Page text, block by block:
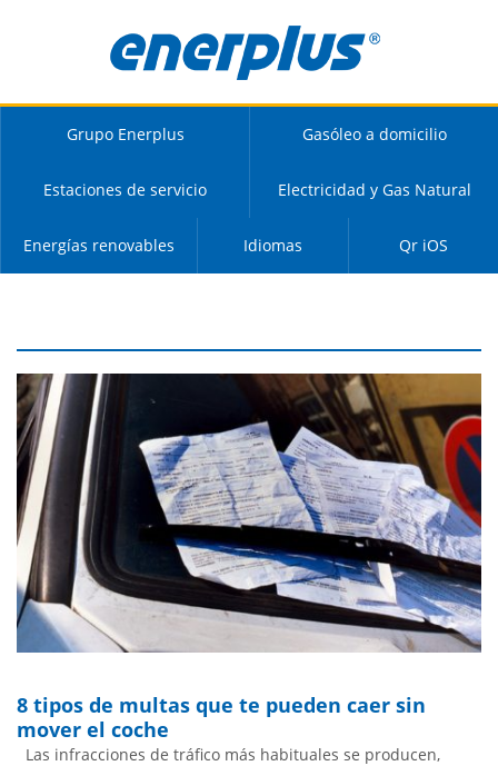
Grupo Enerplus Gasóleo a domicilio
Estaciones de servicio Electricidad y Gas Natural
Energías renovables Idiomas Qr iOS
8 tipos de multas que te pueden caer sin
mover el coche
Las infracciones de tráfico más habituales se producen,